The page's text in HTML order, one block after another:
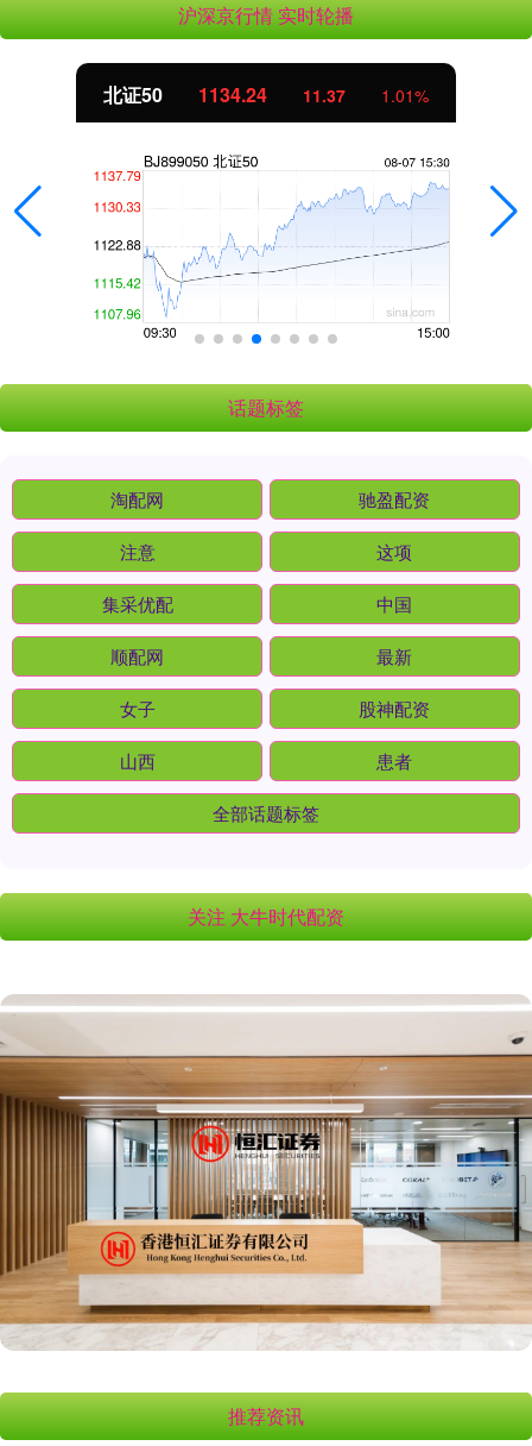
沪深京行情 实时轮播
北证50 1134.24 11.37 1.01%
话题标签
淘配网 驰盈配资
注意 这项
集采优配 中国
顺配网 最新
女子 股神配资
山西 患者
全部话题标签
关注 大牛时代配资
推荐资讯